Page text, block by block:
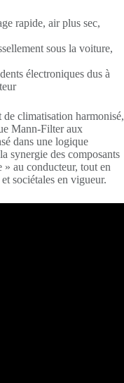
rapide, air plus sec,
sous la voiture,
électroniques dus à
climatisation harmonisé,
Mann-Filter aux
dans une logique
synergie des composants
» au conducteur, tout en
sociétales en vigueur.